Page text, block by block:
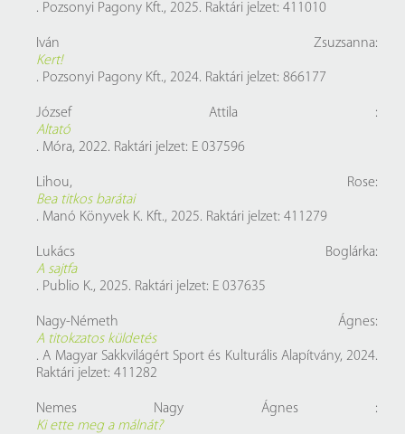
. Pozsonyi Pagony Kft., 2025. Raktári jelzet: 411010
Iván Zsuzsanna:
Kert!
. Pozsonyi Pagony Kft., 2024. Raktári jelzet: 866177
József Attila :
Altató
. Móra, 2022. Raktári jelzet: E 037596
Lihou, Rose:
Bea titkos barátai
. Manó Könyvek K. Kft., 2025. Raktári jelzet: 411279
Lukács Boglárka:
A sajtfa
. Publio K., 2025. Raktári jelzet: E 037635
Nagy-Németh Ágnes:
A titokzatos küldetés
. A Magyar Sakkvilágért Sport és Kulturális Alapítvány, 2024.
Raktári jelzet: 411282
Nemes Nagy Ágnes :
Ki ette meg a málnát?